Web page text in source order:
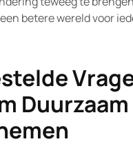
betere wereld voor
Duurzaam